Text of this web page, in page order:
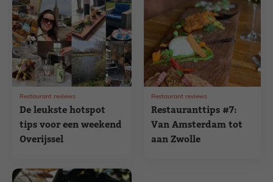
De leukste hotspot
tips voor een weekend
Overijssel
Restaurant reviews
Restauranttips #7:
Van Amsterdam tot
aan Zwolle
Restaurant reviews